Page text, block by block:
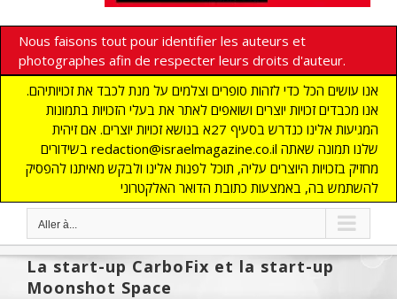
Nous faisons tout pour identifier les auteurs et
photographes afin de respecter leurs droits d'auteur.
אנו עושים הכל כדי לזהות סופרים וצלמים על מנת לכבד את זכויותיהם.
אנו מכבדים זכויות יוצרים ושואפים לאתר את בעלי הזכויות בתמונות
המגיעות אלינו כנדרש בסעיף 27א בנושא זכויות יוצרים. אם זיהית
בשידורים redaction@israelmagazine.co.il שלנו תמונה שאתה
מחזיק בזכויות היוצרים עליה, תוכל לפנות אלינו ולבקש מאיתנו להפסיק
להשתמש בה, באמצעות כתובת הדואר האלקטרוני
Aller à...
La start-up CarboFix et la start-up
Moonshot Space